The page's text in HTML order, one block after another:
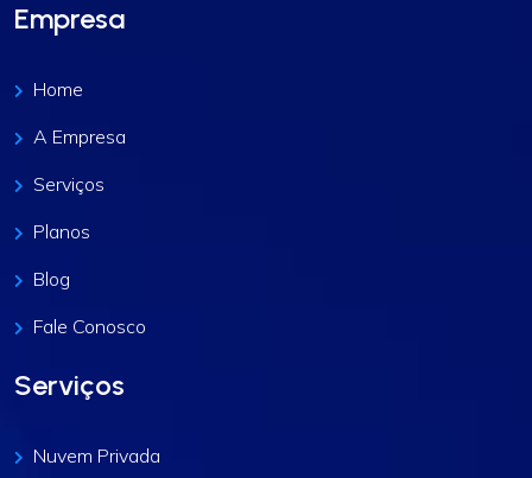
Empresa
Home
A Empresa
Serviços
Planos
Blog
Fale Conosco
Serviços
Nuvem Privada